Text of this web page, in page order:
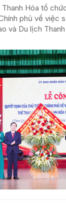
Hóa tổ
phủ về việc
và Du lịch